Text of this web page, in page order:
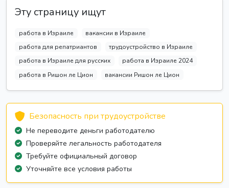
Эту страницу ищут
работа в Израиле
вакансии в Израиле
работа для репатриантов
трудоустройство в Израиле
работа в Израиле для русских
работа в Израиле 2024
работа в Ришон ле Цион
вакансии Ришон ле Цион
Безопасность при трудоустройстве
Не переводите деньги работодателю
Проверяйте легальность работодателя
Требуйте официальный договор
Уточняйте все условия работы